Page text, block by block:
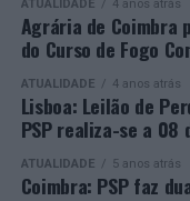
os vencedores de
presença de mais de
Mais informações
https://
secundário e
profissionais.
Durante a cerimónia
desenvolvido por
para o sucesso desta
ATUALIDADE 4 anos atrás
Agrária de Coimbra
do Curso de Fogo
ATUALIDADE 4 anos atrás
Lisboa: Leilão de
PSP realiza-se a 08
ATUALIDADE 5 anos atrás
Coimbra: PSP faz